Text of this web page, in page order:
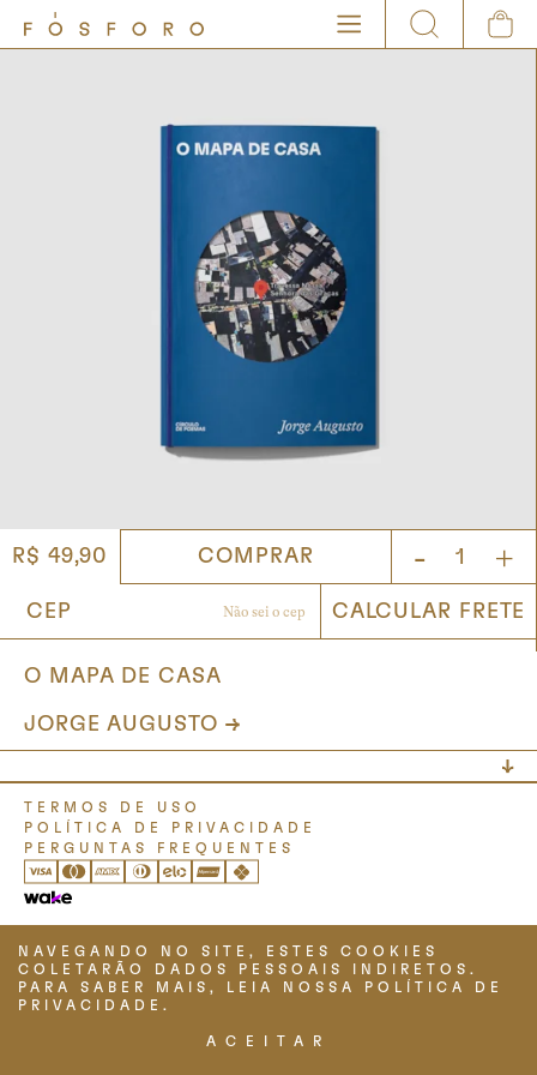
R$ 49,90 - +
COMPRAR
O MAPA DE CASA
JORGE AUGUSTO
NAVEGANDO NO SITE, ESTES COOKIES
COLETARÃO DADOS PESSOAIS INDIRETOS.
PARA SABER MAIS, LEIA NOSSA POLÍTICA DE
PRIVACIDADE.
ACEITAR
TERMOS DE USO
POLÍTICA DE PRIVACIDADE
PERGUNTAS FREQUENTES